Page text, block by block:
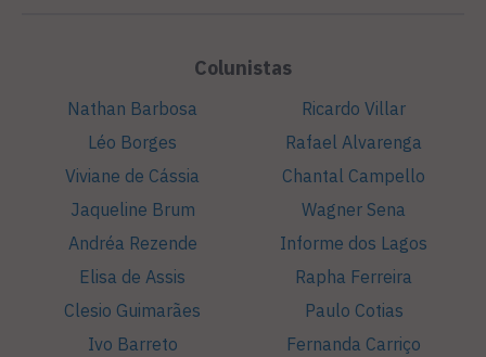
Colunistas
Nathan Barbosa
Léo Borges
Viviane de Cássia
Jaqueline Brum
Andréa Rezende
Elisa de Assis
Clesio Guimarães
Ivo Barreto
Ricardo Villar
Rafael Alvarenga
Chantal Campello
Wagner Sena
Informe dos Lagos
Rapha Ferreira
Paulo Cotias
Fernanda Carriço